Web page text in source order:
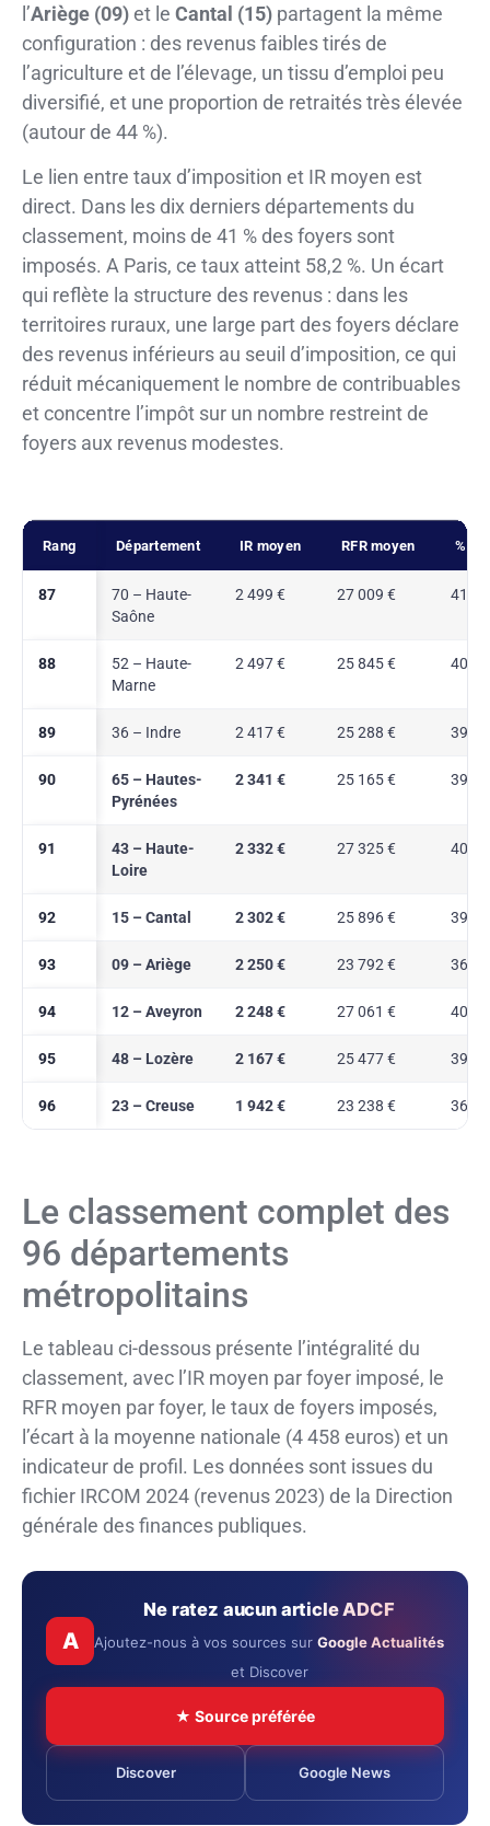
l’Ariège (09)et le Cantal (15) partagent la même
configuration : des revenus faibles tirés de
l’agriculture et de l’élevage, un tissu d’emploi peu
diversifié, et une proportion de retraités très élevée
(autour de 44 %).
Le lien entre taux d’imposition et IR moyen est
direct. Dans les dix derniers départements du
classement, moins de 41 % des foyers sont
imposés. A Paris, ce taux atteint 58,2 %. Un écart
qui reflète la structure des revenus : dans les
territoires ruraux, une large part des foyers déclare
des revenus inférieurs au seuil d’imposition, ce qui
réduit mécaniquement le nombre de contribuables
et concentre l’impôt sur un nombre restreint de
foyers aux revenus modestes.
Rang Département IR moyen RFR moyen %
87
70 – Haute-
Saône
2 499 € 27 009 € 41,7
88
52 – Haute-
Marne
2 497 € 25 845 € 40,7
89 36 – Indre 2 417 € 25 288 € 39,7
90
65 – Hautes-
Pyrénées
2 341 € 25 165 € 39,3
91
43 – Haute-
Loire
2 332 € 27 325 € 40,3
92 15 – Cantal 2 302 € 25 896 € 39,9
93 09 – Ariège 2 250 € 23 792 € 36,5
94 12 – Aveyron 2 248 € 27 061 € 40,2
95 48 – Lozère 2 167 € 25 477 € 39,4
96 23 – Creuse 1 942 € 23 238 € 36,0
Le classement complet des
96 départements
métropolitains
Le tableau ci-dessous présente l’intégralité du
classement, avec l’IR moyen par foyer imposé, le
RFR moyen par foyer, le taux de foyers imposés,
l’écart à la moyenne nationale (4 458 euros) et un
indicateur de profil. Les données sont issues du
fichier IRCOM 2024 (revenus 2023) de la Direction
générale des finances publiques.
A
Ne ratez aucun article ADCF
Ajoutez-nous à vos sources sur Google Actualités
et Discover
★ Source préférée
Discover Google News